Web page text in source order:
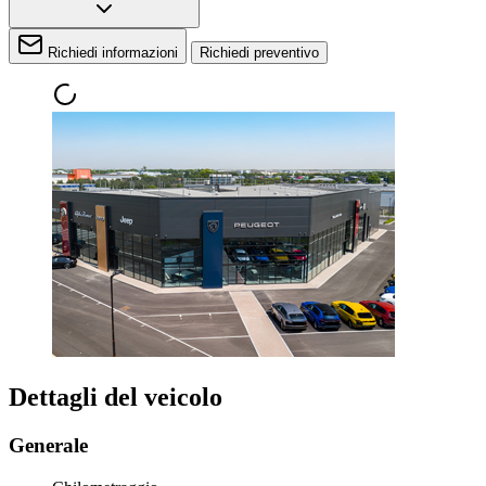
Richiedi informazioni Richiedi preventivo
Dettagli del veicolo
Generale